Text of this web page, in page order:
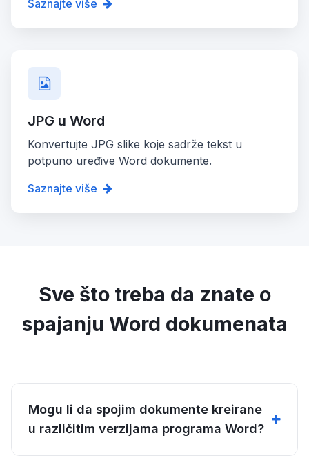
Saznajte više
JPG u Word
Konvertujte JPG slike koje sadrže tekst u
potpuno uređive Word dokumente.
Saznajte više
Sve što treba da znate o
spajanju Word dokumenata
Mogu li da spojim dokumente kreirane
u različitim verzijama programa Word?